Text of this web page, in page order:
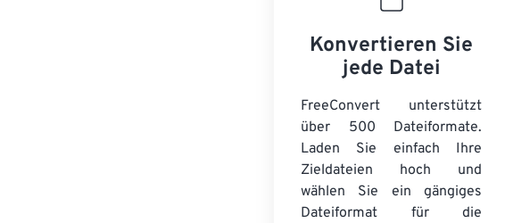
Konvertieren Sie
jede Datei
FreeConvert unterstützt
über 500 Dateiformate.
Laden Sie einfach Ihre
Zieldateien hoch und
wählen Sie ein gängiges
Dateiformat für die